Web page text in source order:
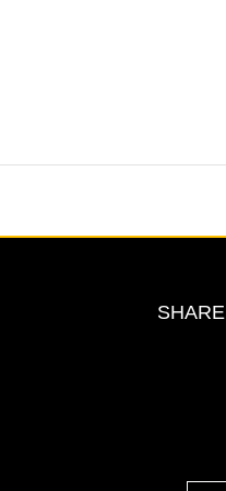
SHARE